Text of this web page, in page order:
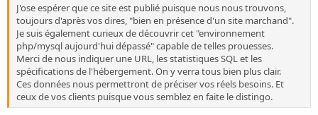
J'ose espérer que ce site est publié puisque nous nous trouvons,
toujours d'après vos dires, "bien en présence d'un site marchand".
Je suis également curieux de découvrir cet "environnement
php/mysql aujourd'hui dépassé" capable de telles prouesses.
Merci de nous indiquer une URL, les statistiques SQL et les
spécifications de l'hébergement. On y verra tous bien plus clair.
Ces données nous permettront de préciser vos réels besoins. Et
ceux de vos clients puisque vous semblez en faite le distingo.